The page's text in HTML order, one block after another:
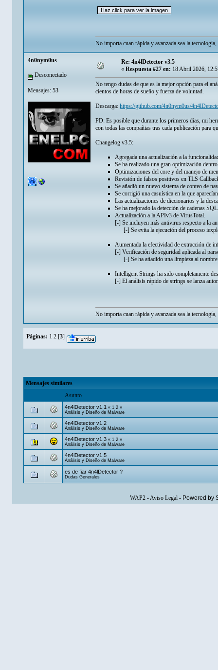
No importa cuan rápida y avanzada sea la
4n0nym0us
Desconectado
Mensajes: 53
Re: 4n4lDetector v3.5
« Respuesta #27 en: 18 Abril 2026,
No tengo dudas de que es la mejor opción para el
cientos de horas de sueño y fuerza de voluntad.
Descarga: https://github.com/4n0nym0us/
PD: Es posible que durante los primeros días, mi
con todas las compañias tras cada publicación para
Changelog v3.5:
Agregada una actualización a la
Se ha realizado una gran optimización
Optimizaciones del core y del manejo de
Revisión de falsos positivos en TLS
Se añadió un nuevo sistema de conteo de
Se corrigió una casuística en la que
Las actualizaciones de diccionarios y la
Se ha mejorado la detección de cadenas
Actualización a la APIv3 de VirusTotal.
[-] Se incluyen más antivirus respecto a la
[-] Se evita la ejecución del proceso
Aumentada la efectividad de extracción de
[-] Verificación de seguridad aplicada al
[-] Se ha añadido una limpieza al nombre
Intelligent Strings ha sido completamente
[-] El análisis rápido de strings se lanza
No importa cuan rápida y avanzada sea la
Páginas: 1 2 [3]
Mensajes similares
Asunto
4n4lDetector v1.1 «1 2»
Análisis y Diseño de Malware
4n4lDetector v1.2
Análisis y Diseño de Malware
4n4lDetector v1.3 «1 2»
Análisis y Diseño de Malware
4n4lDetector v1.5
Análisis y Diseño de Malware
es de fiar 4n4lDetector ?
Dudas Generales
WAP2-Aviso Legal- Powered by